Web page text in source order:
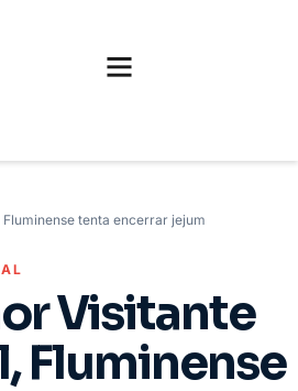
tenta encerrar jejum
Visitante
Fluminense